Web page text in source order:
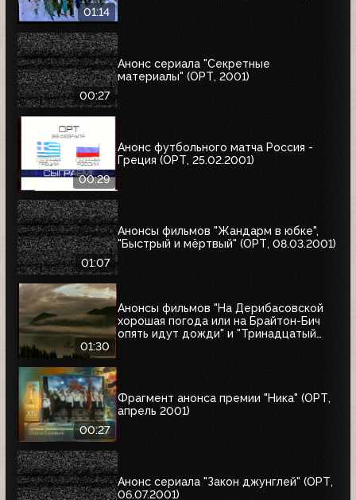
01:14
00:27
Анонс сериала "Секретные
материалы" (ОРТ, 2001)
00:29
Анонс футбольного матча Россия -
Греция (ОРТ, 25.02.2001)
01:07
Анонсы фильмов "Жандарм в юбке",
"Быстрый и мёртвый" (ОРТ, 08.03.2001)
01:30
Анонсы фильмов "На Дерибасовской
хорошая погода или на Брайтон-Бич
опять идут дожди" и "Тринадцатый
00:27
Фрагмент анонса премии "Ника" (ОРТ,
апрель 2001)
Анонс сериала "Закон джунглей" (ОРТ,
06.07.2001)